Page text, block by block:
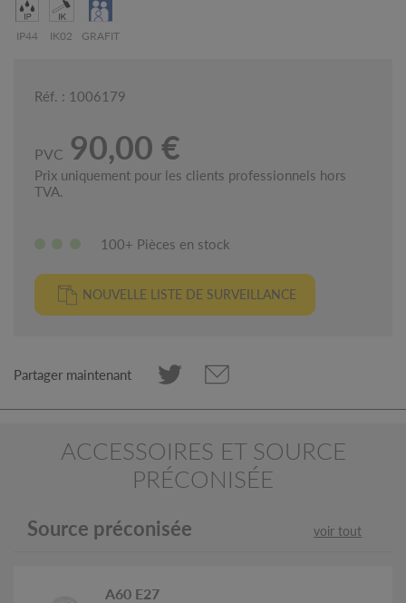
IP44 IK02 GRAFIT
Réf. : 1006179
PVC 90,00 €
Prix uniquement pour les clients professionnels hors
TVA.
100+ Pièces en stock
NOUVELLE LISTE DE SURVEILLANCE
Partager maintenant
ACCESSOIRES ET SOURCE
PRÉCONISÉE
Source préconisée voir tout
A60 E27